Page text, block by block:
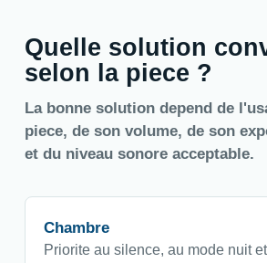
Quelle solution
selon la piece ?
La bonne solution depend de
piece, de son volume, de son
et du niveau sonore acceptable.
Chambre
Priorite au silence, au mode nuit